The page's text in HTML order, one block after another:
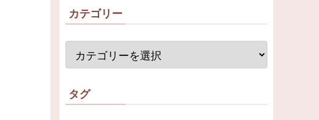
カテゴリー
タグ